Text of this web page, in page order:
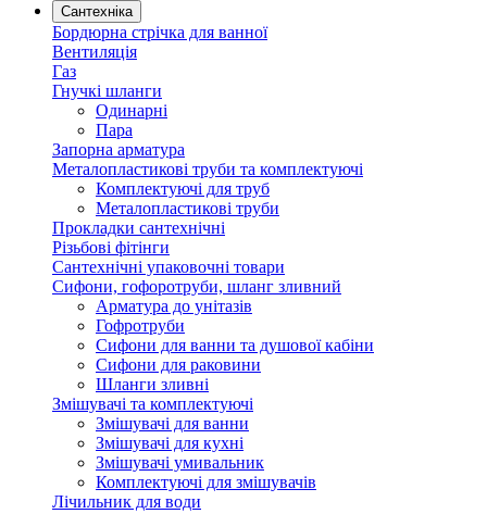
Сантехніка
Бордюрна стрічка для ванної
Вентиляція
Газ
Гнучкі шланги
Одинарні
Пара
Запорна арматура
Металопластикові труби та комплектуючі
Комплектуючі для труб
Металопластикові труби
Прокладки сантехнічні
Різьбові фітінги
Сантехнічні упаковочні товари
Сифони, гофоротруби, шланг зливний
Арматура до унітазів
Гофротруби
Сифони для ванни та душової кабіни
Сифони для раковини
Шланги зливні
Змішувачі та комплектуючі
Змішувачі для ванни
Змішувачі для кухні
Змішувачі умивальник
Комплектуючі для змішувачів
Лічильник для води